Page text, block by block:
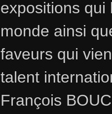
expositions
monde ainsi
faveurs qui
talent
François